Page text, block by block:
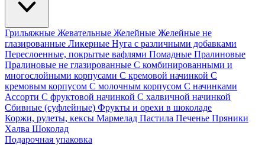
Грильяжные Жевательные Желейные Желейные не
глазированные Ликерные Нуга с различными добавками
Переслоенные, покрытые вафлями Помадные Пралиновые
Пралиновые не глазированные С комбинированными и
многослойными корпусами С кремовой начинкой С
кремовым корпусом С молочным корпусом С начинками
Ассорти С фруктовой начинкой С халвичной начинкой
Сбивные (суфлейные) Фрукты и орехи в шоколаде
Коржи, рулеты, кексы Мармелад Пастила Печенье Пряники
Халва Шоколад
Подарочная упаковка